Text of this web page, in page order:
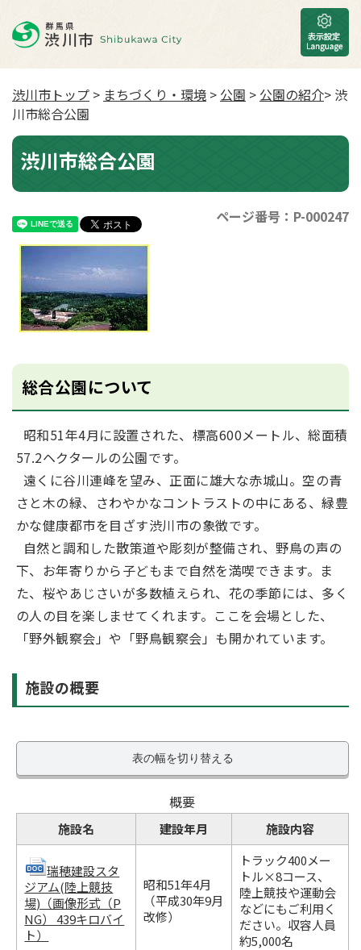
渋川市トップ > まちづくり・環境 > 公園 > 公園の紹介> 渋
川市総合公園
渋川市総合公園
ページ番号：P-000247
総合公園について
昭和51年4月に設置された、標高600メートル、総面積
57.2ヘクタールの公園です。
遠くに谷川連峰を望み、正面に雄大な赤城山。空の青
さと木の緑、さわやかなコントラストの中にある、緑豊
かな健康都市を目ざす渋川市の象徴です。
自然と調和した散策道や彫刻が整備され、野鳥の声の
下、お年寄りから子どもまで自然を満喫できます。ま
た、桜やあじさいが多数植えられ、花の季節には、多く
の人の目を楽しませてくれます。ここを会場とした、
「野外観察会」や「野鳥観察会」も開かれています。
施設の概要
表の幅を切り替える
概要
施設名 建設年月 施設内容
瑞穂建設スタ
ジアム(陸上競技
場)（画像形式（P
NG） 439キロバイ
ト）
昭和51年4月
（平成30年9月
改修）
トラック400メー
トル×8コース、
陸上競技や運動会
などにもご利用く
ださい。収容人員
約5,000名